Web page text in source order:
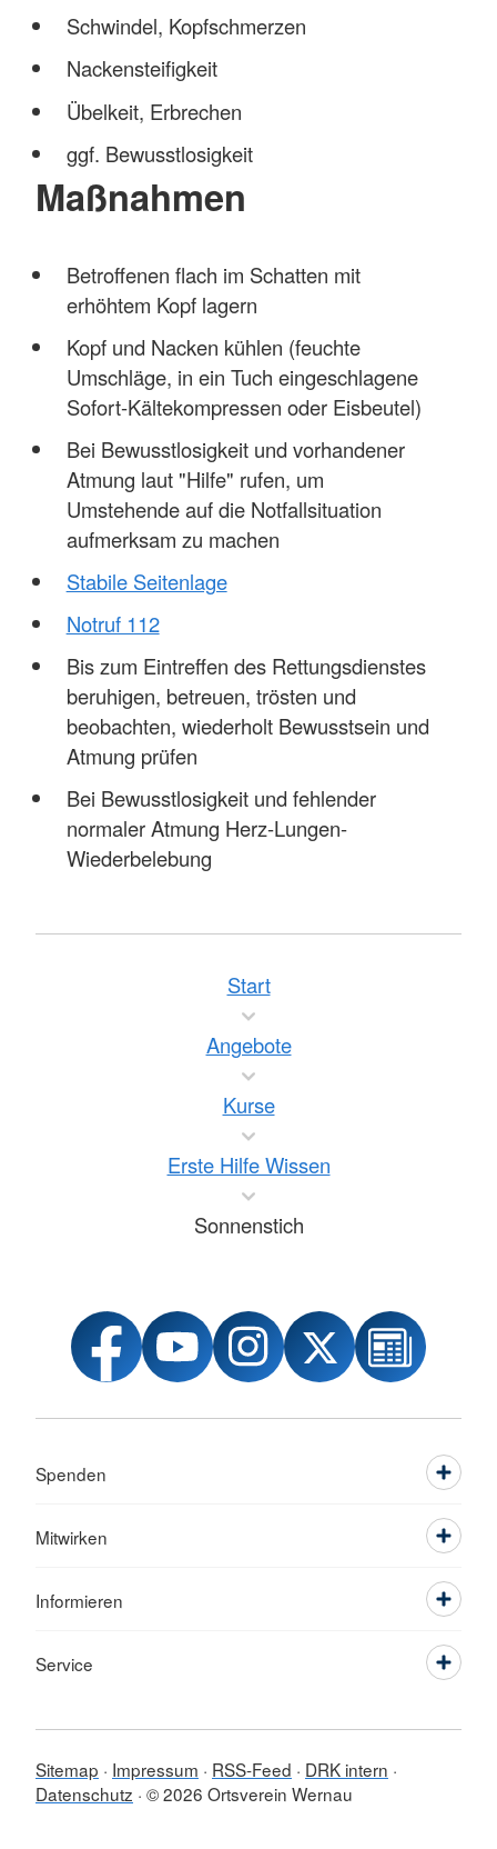
Schwindel, Kopfschmerzen
Nackensteifigkeit
Übelkeit, Erbrechen
ggf. Bewusstlosigkeit
Maßnahmen
Betroffenen flach im Schatten mit
erhöhtem Kopf lagern
Kopf und Nacken kühlen (feuchte
Umschläge, in ein Tuch eingeschlagene
Sofort-Kältekompressen oder Eisbeutel)
Bei Bewusstlosigkeit und vorhandener
Atmung laut "Hilfe" rufen, um
Umstehende auf die Notfallsituation
aufmerksam zu machen
Stabile Seitenlage
Notruf 112
Bis zum Eintreffen des Rettungsdienstes
beruhigen, betreuen, trösten und
beobachten, wiederholt Bewusstsein und
Atmung prüfen
Bei Bewusstlosigkeit und fehlender
normaler Atmung Herz-Lungen-
Wiederbelebung
Start
Angebote
Kurse
Erste Hilfe Wissen
Sonnenstich
Spenden
Mitwirken
Informieren
Service
Sitemap Impressum RSS-Feed
DRK intern
Datenschutz © 2026 Ortsverein Wernau